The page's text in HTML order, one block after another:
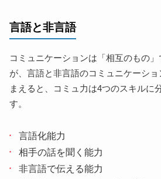
言語と非言語
コミュニケーションは「相互のもの
が、言語と非言語のコミュニケーシ
まえると、コミュ力は4つのスキルに
す。
言語化能力
相手の話を聞く能力
非言語で伝える能力